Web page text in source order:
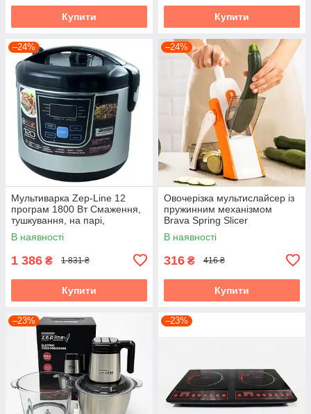
Купити Купити
–24%
Мультиварка Zep-Line 12
програм 1800 Вт Смаження,
тушкування, на парі,
йогуртниця
В наявності
1 386 ₴ 1 831 ₴
Купити
–24%
Овочерізка мультислайсер із
пружинним механізмом
Brava Spring Slicer
В наявності
316 ₴ 416 ₴
Купити
–23% –23%